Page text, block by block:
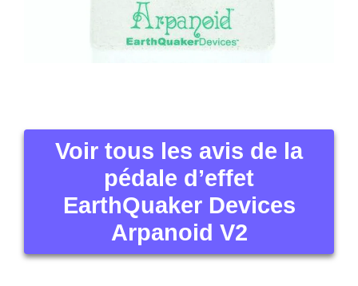
Voir tous les avis de la
pédale d’effet
EarthQuaker Devices
Arpanoid V2